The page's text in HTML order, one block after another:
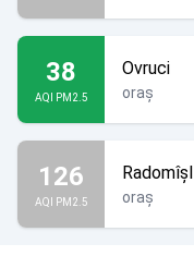
38
AQI PM2.5
Ovruci
oraș
126
AQI PM2.5
Radomîșl
oraș